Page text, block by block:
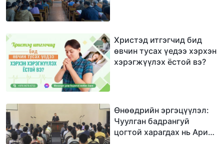
Христэд итгэгчид бид
өвчин тусах үедээ хэрхэн
хэрэгжүүлэх ёстой вэ?
Өнөөдрийн эргэцүүлэл:
Чуулган бадрангуй
цогтой харагдах нь Ариун